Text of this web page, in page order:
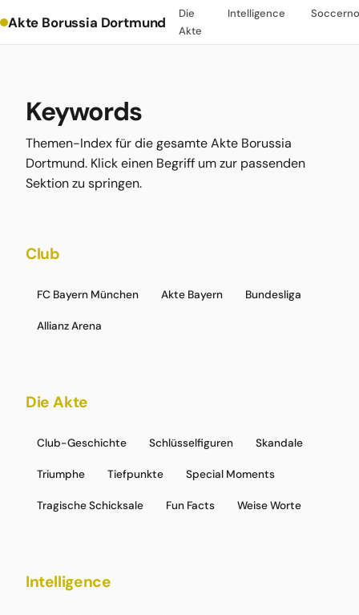
Akte Borussia Dortmund
Die
Akte
Intelligence
Keywords
Themen-Index für die gesamte Akte Borussia
Dortmund. Klick einen Begriff um zur passenden
Sektion zu springen.
Club
FC Bayern München Akte Bayern Bundesliga
Allianz Arena
Die Akte
Club-Geschichte Schlüsselfiguren Skandale
Triumphe Tiefpunkte Special Moments
Tragische Schicksale Fun Facts Weise Worte
Intelligence